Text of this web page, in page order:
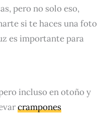
pero no solo eso,
si te haces una foto
es importante para
incluso en otoño y
crampones